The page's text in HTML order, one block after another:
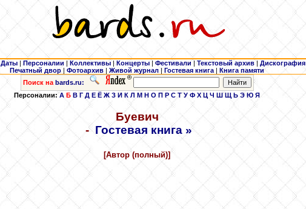
Даты | Персоналии | Коллективы | Концерты | Фестивали | Текстовый архив | Дискография
Печатный двор | Фотоархив | Живой журнал | Гостевая книга | Книга памяти
Поиск на bards.ru:
Персоналии:А Б В Г Д Е Ё Ж З И К Л М Н О П Р С Т У Ф Х Ц Ч Ш Щ Ь Э Ю Я
Буевич
-Гостевая книга »
[Автор (полный)]